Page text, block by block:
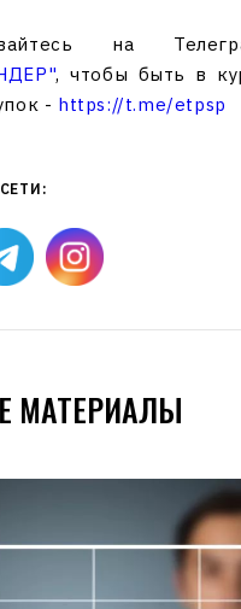
на
, чтобы быть в
- https://t.me/etpsp
МАТЕРИАЛЫ